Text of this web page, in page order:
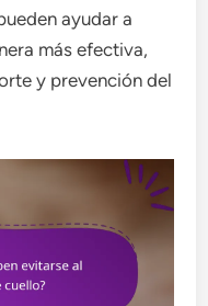
ayudar a
más efectiva,
y prevención del